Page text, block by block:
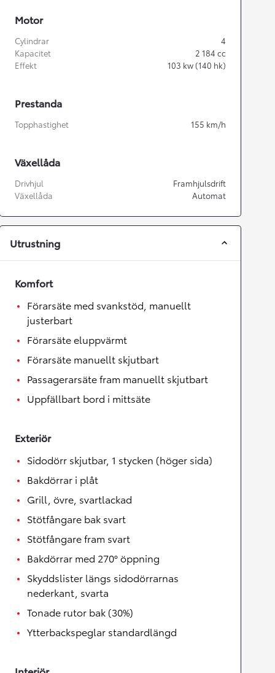
Motor
Cylindrar
4
Kapacitet
2 184 cc
Effekt
103 kw (140 hk)
Prestanda
Topphastighet 155 km/h
Växellåda
Drivhjul
Framhjulsdrift
Växellåda
Automat
Utrustning
Komfort
Förarsäte med svankstöd, manuellt
justerbart
Förarsäte eluppvärmt
Förarsäte manuellt skjutbart
Passagerarsäte fram manuellt skjutbart
Uppfällbart bord i mittsäte
Exteriör
Sidodörr skjutbar, 1 stycken (höger sida)
Bakdörrar i plåt
Grill, övre, svartlackad
Stötfångare bak svart
Stötfångare fram svart
Bakdörrar med 270° öppning
Skyddslister längs sidodörrarnas
nederkant, svarta
Tonade rutor bak (30%)
Ytterbackspeglar standardlängd